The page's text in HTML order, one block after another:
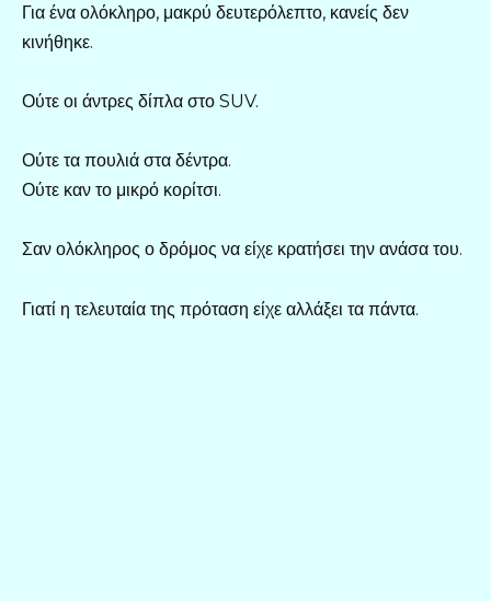
Για ένα ολόκληρο, μακρύ δευτερόλεπτο, κανείς δεν
κινήθηκε.
Ούτε οι άντρες δίπλα στο SUV.
Ούτε τα πουλιά στα δέντρα.
Ούτε καν το μικρό κορίτσι.
Σαν ολόκληρος ο δρόμος να είχε κρατήσει την ανάσα του.
Γιατί η τελευταία της πρόταση είχε αλλάξει τα πάντα.